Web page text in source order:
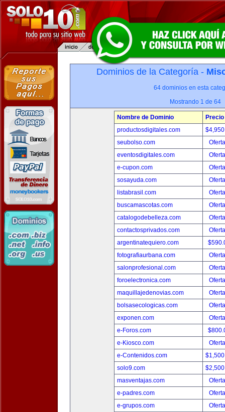
Dominios de la Categoría -
64 dominios en esta
Mostrando 1 de 64
Nombre de Dominio
Precio
productosdigitales.com
seubolso.com
eventosdigitales.com
e-cupon.com
sosayuda.com
listabrasil.com
buscamascotas.com
catalogodebelleza.com
contactosprivados.com
argentinatequiero.com
fotografiaurbana.com
salonprofesional.com
foroelectronica.com
maquillajedenovias.com
bolsasecologicas.com
exponen.com
e-Foros.com
e-Kiosco.com
e-Contenidos.com
solo9.com
masventajas.com
e-padres.com
e-grupos.com